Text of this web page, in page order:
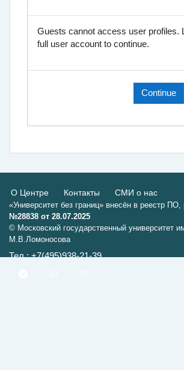
Guests cannot access user profiles.
full user account to continue.
Continue
О Центре Контакты СМИ о нас
«Университет без границ» внесён в реестр ПО,
№28838 от 28.07.2025
© Московский государственный университет
М.В.Ломоносова
Тел.: +7(495)938-21-39